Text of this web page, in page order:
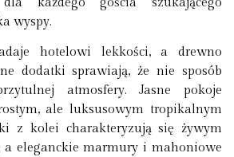
wyspy.
hotelowi lekkości, a drewno
dodatki sprawiają, że nie sposób
atmosfery. Jasne pokoje
ale luksusowym tropikalnym
z kolei charakteryzują się żywym
eleganckie marmury i mahoniowe